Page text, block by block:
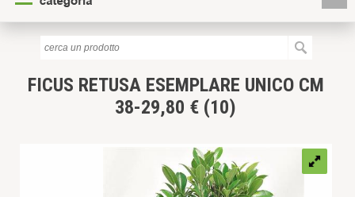
FICUS RETUSAESEMPLARE UNICO CM
38-29,80 € (10)